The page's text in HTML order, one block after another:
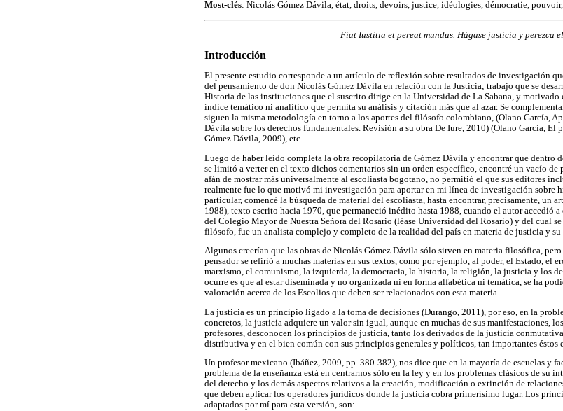
Most-clés: Nicolás Gómez Dávila, état, droits, devoirs, justice, idéologies, démocratie,
Fiat Iustitia et pereat mundus. Hágase justicia y perezca
Introducción
El presente estudio corresponde a un artículo de reflexión sobre resultados de investigación
del pensamiento de don Nicolás Gómez Dávila en relación con la Justicia; trabajo que se
Historia de las instituciones que el suscrito dirige en la Universidad de La Sabana, y motivado
índice temático ni analítico que permita su análisis y citación más que al azar. Se
siguen la misma metodología en torno a los aportes del filósofo colombiano, (Olano García,
Dávila sobre los derechos fundamentales. Revisión a su obra De Iure, 2010) (Olano García, El
Gómez Dávila, 2009), etc.
Luego de haber leído completa la obra recopilatoria de Gómez Dávila y encontrar que dentro
se limitó a verter en el texto dichos comentarios sin un orden específico, encontré un vacío de
afán de mostrar más universalmente al escoliasta bogotano, no permitió el que sus editores
realmente fue lo que motivó mi investigación para aportar en mi línea de investigación sobre
particular, comencé la búsqueda de material del escoliasta, hasta encontrar, precisamente, un
1988), texto escrito hacia 1970, que permaneció inédito hasta 1988, cuando el autor accedió
del Colegio Mayor de Nuestra Señora del Rosario (léase Universidad del Rosario) y del cual
filósofo, fue un analista complejo y completo de la realidad del país en materia de justicia y su
Algunos creerían que las obras de Nicolás Gómez Dávila sólo sirven en materia filosófica,
pensador se refirió a muchas materias en sus textos, como por ejemplo, al poder, el Estado, el
marxismo, el comunismo, la izquierda, la democracia, la historia, la religión, la justicia y los
ocurre es que al estar diseminada y no organizada ni en forma alfabética ni temática, se ha
valoración acerca de los Escolios que deben ser relacionados con esta materia.
La justicia es un principio ligado a la toma de decisiones (Durango, 2011), por eso, en la
concretos, la justicia adquiere un valor sin igual, aunque en muchas de sus manifestaciones,
profesores, desconocen los principios de justicia, tanto los derivados de la justicia
distributiva y en el bien común con sus principios generales y políticos, tan importantes éstos
Un profesor mexicano (Ibáñez, 2009, pp. 380-382), nos dice que en la mayoría de escuelas y
problema de la enseñanza está en centrarnos sólo en la ley y en los problemas clásicos de su
del derecho y los demás aspectos relativos a la creación, modificación o extinción de
que deben aplicar los operadores jurídicos donde la justicia cobra primerísimo lugar. Los
adaptados por mí para esta versión, son: